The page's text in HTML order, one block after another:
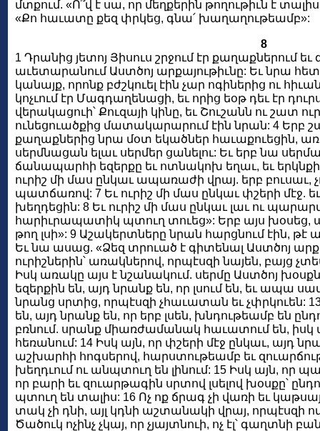
մտքում. «Ո՞վ է սա, որ մեղքերին թողութիւն է
«Քո հաւատը քեզ փրկեց, գնա՛ խաղաղութեամբ»:
8
1 Դրանից յետոյ Յիսուս շրջում էր քաղաքներում եւ
աւետարանում Աստծոյ արքայութիւնը: Եւ նրա
կանայք, որոնք բժշկուել էին չար ոգիներից ու
կոչւում էր Մագդաղենացի, եւ որից եօթ դեւ էր
վերակացուի՝ Քուզայի կինը, եւ Շուշանն ու շատ
ունեցուածքից մատակարարում էին նրան: 4 Երբ
քաղաքներից նրա մօտ եկածներ հաւաքուեցին,
սերմնացան ելաւ սերմեր ցանելու: Եւ երբ նա
ճանապարհի եզերքը եւ ոտնակոխ եղաւ, եւ երկնքի
ուրիշ մի մաս ընկաւ ապառաժի վրայ. երբ բուսաւ,
պատճառով: 7 Եւ ուրիշ մի մաս ընկաւ փշերի մէջ.
խեղդեցին: 8 Եւ ուրիշ մի մաս ընկաւ լաւ ու պարարտ
հարիւրապատիկ պտուղ տուեց»: Երբ այս խօսեց,
թող լսի»: 9 Աշակերտները նրան հարցնում էին, թէ
Եւ նա ասաց. «Ձեզ տրուած է գիտենալ Աստծոյ
ուրիշներին՝ առակներով, որպէսզի նայեն, բայց
Իսկ առակը այս է նշանակում. սերմը Աստծոյ
եզերքին են, այդ նրանք են, որ լսում են, եւ ապա
նրանց սրտից, որպէսզի չհաւատան եւ չփրկուեն:
են, այդ նրանք են, որ երբ լսեն, խնդութեամբ են
բռնում. սրանք միառժամանակ հաւատում են,
հեռանում: 14 Իսկ այն, որ փշերի մէջ ընկաւ, այդ
աշխարհի հոգսերով, հարստութեամբ եւ
խեղդւում ու անպտուղ են լինում: 15 Իսկ այն, որ
որ բարի եւ զուարթագին սրտով լսելով խօսքը՝
պտուղ են տալիս: 16 Ոչ ոք ճրագ չի վառի եւ
տակ չի դնի, այլ կդնի աշտանակի վրայ, որպէսզի
Ծածուկ ոչինչ չկայ, որ չյայտնուի, ոչ էլ՝ գաղտնի